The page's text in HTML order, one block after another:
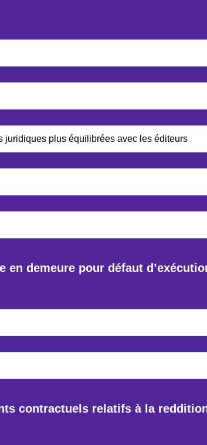
juridiques plus équilibrées avec les éditeurs
en demeure pour défaut
contractuels relatifs à la